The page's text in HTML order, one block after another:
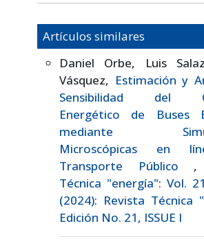
Artículos similares
Daniel Orbe, Luis
Vásquez, Estimación y
Sensibilidad del
Energético de Buses
mediante
Microscópicas en
Transporte Público
Técnica "energía": Vol.
(2024): Revista Técnica
Edición No. 21, ISSUE I